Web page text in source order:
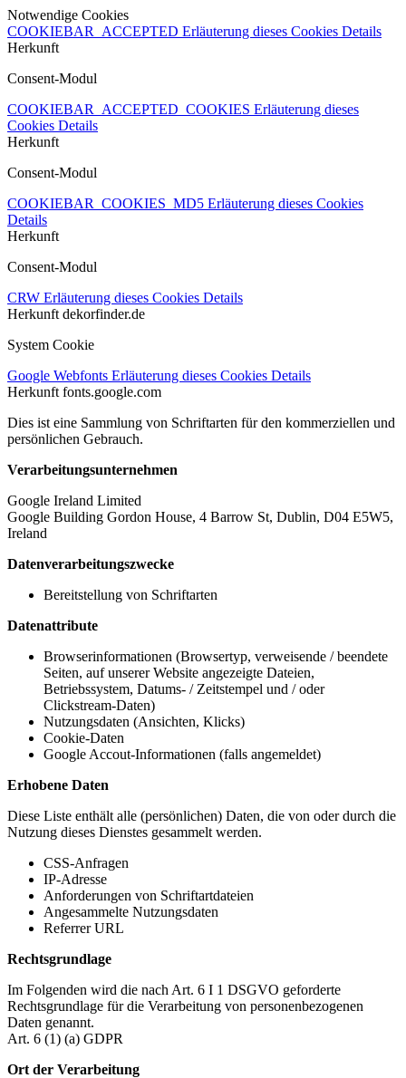
Notwendige Cookies
COOKIEBAR_ACCEPTED Erläuterung dieses Cookies Details
Herkunft
Consent-Modul
COOKIEBAR_ACCEPTED_COOKIES Erläuterung dieses
Cookies Details
Herkunft
Consent-Modul
COOKIEBAR_COOKIES_MD5 Erläuterung dieses Cookies
Details
Herkunft
Consent-Modul
CRW Erläuterung dieses Cookies Details
Herkunft dekorfinder.de
System Cookie
Google Webfonts Erläuterung dieses Cookies Details
Herkunft fonts.google.com
Dies ist eine Sammlung von Schriftarten für den kommerziellen und
persönlichen Gebrauch.
Verarbeitungsunternehmen
Google Ireland Limited
Google Building Gordon House, 4 Barrow St, Dublin, D04 E5W5,
Ireland
Datenverarbeitungszwecke
Bereitstellung von Schriftarten
Datenattribute
Browserinformationen (Browsertyp, verweisende / beendete
Seiten, auf unserer Website angezeigte Dateien,
Betriebssystem, Datums- / Zeitstempel und / oder
Clickstream-Daten)
Nutzungsdaten (Ansichten, Klicks)
Cookie-Daten
Google Accout-Informationen (falls angemeldet)
Erhobene Daten
Diese Liste enthält alle (persönlichen) Daten, die von oder durch die
Nutzung dieses Dienstes gesammelt werden.
CSS-Anfragen
IP-Adresse
Anforderungen von Schriftartdateien
Angesammelte Nutzungsdaten
Referrer URL
Rechtsgrundlage
Im Folgenden wird die nach Art. 6 I 1 DSGVO geforderte
Rechtsgrundlage für die Verarbeitung von personenbezogenen
Daten genannt.
Art. 6 (1) (a) GDPR
Ort der Verarbeitung